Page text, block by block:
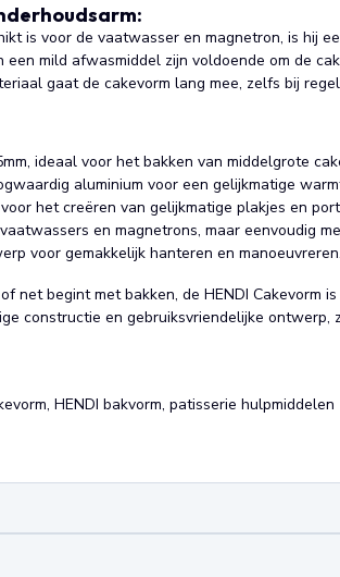
is voor de vaatwasser en magnetron, is hij
een mild afwasmiddel zijn voldoende om de
gaat de cakevorm lang mee, zelfs bij
ideaal voor het bakken van middelgrote
aluminium voor een gelijkmatige
het creëren van gelijkmatige plakjes en
en magnetrons, maar eenvoudig
voor gemakkelijk hanteren en manoeuvreren.
net begint met bakken, de HENDI Cakevorm
constructie en gebruiksvriendelijke ontwerp,
HENDI bakvorm, patisserie hulpmiddelen